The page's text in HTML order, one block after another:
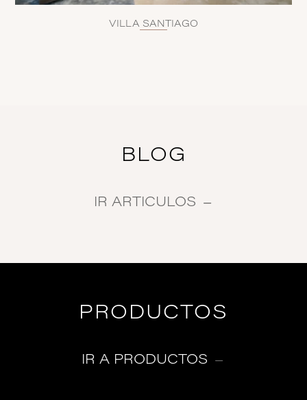
VILLA SANTIAGO
BLOG
IR ARTICULOS
PRODUCTOS
IR A PRODUCTOS